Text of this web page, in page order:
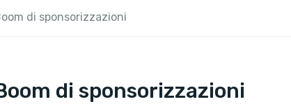
di sponsorizzazioni
di sponsorizzazioni